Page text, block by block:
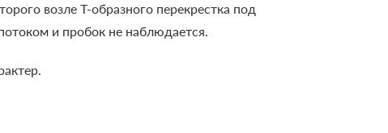
возле Т-образного перекрестка под
и пробок не наблюдается.